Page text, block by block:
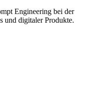
Engineering bei der
und digitaler Produkte.